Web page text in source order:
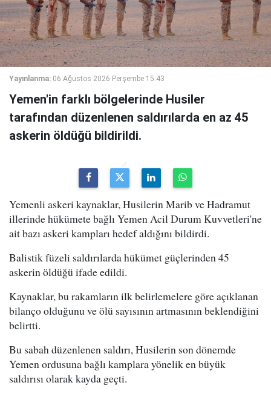
Yayınlanma: 06 Ağustos 2026 Perşembe 15:43
Yemen'in farklı bölgelerinde Husiler
tarafından düzenlenen saldırılarda en az 45
askerin öldüğü bildirildi.
Yemenli askeri kaynaklar, Husilerin Marib ve Hadramut
illerinde hükümete bağlı Yemen Acil Durum Kuvvetleri'ne
ait bazı askeri kampları hedef aldığını bildirdi.
Balistik füzeli saldırılarda hükümet güçlerinden 45
askerin öldüğü ifade edildi.
Kaynaklar, bu rakamların ilk belirlemelere göre açıklanan
bilanço olduğunu ve ölü sayısının artmasının beklendiğini
belirtti.
Bu sabah düzenlenen saldırı, Husilerin son dönemde
Yemen ordusuna bağlı kamplara yönelik en büyük
saldırısı olarak kayda geçti.